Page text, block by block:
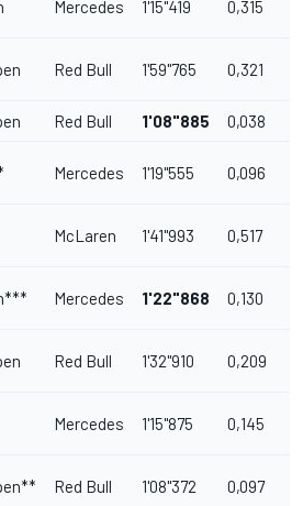
Mercedes 1'15"419 0,315
Red Bull 1'59"765 0,321
Red Bull 1'08"885 0,038
Mercedes 1'19"555 0,096
McLaren 1'41"993 0,517
Mercedes 1'22"868 0,130
Red Bull 1'32"910 0,209
Mercedes 1'15"875 0,145
Red Bull 1'08"372 0,097